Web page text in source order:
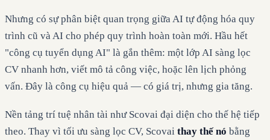
Nhưng có sự phân biệt quan trọng giữa AI tự động hóa quy
trình cũ và AI cho phép quy trình hoàn toàn mới. Hầu hết
"công cụ tuyển dụng AI" là gắn thêm: một lớp AI sàng lọc
CV nhanh hơn, viết mô tả công việc, hoặc lên lịch phỏng
vấn. Đây là công cụ hiệu quả — có giá trị, nhưng gia tăng.
Nền tảng trí tuệ nhân tài như Scovai đại diện cho thế hệ tiếp
theo. Thay vì tối ưu sàng lọc CV, Scovai thay thế nó bằng